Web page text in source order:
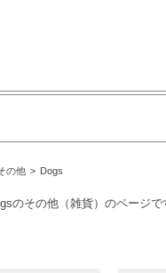
の他 > Dogs
のその他（雑貨）のページ